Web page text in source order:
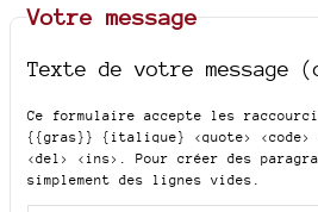
Votre message
Texte de votre message
Ce formulaire accepte les
{{gras}} {italique} <quote> <code>
<del> <ins>
. Pour créer des
simplement des lignes vides.